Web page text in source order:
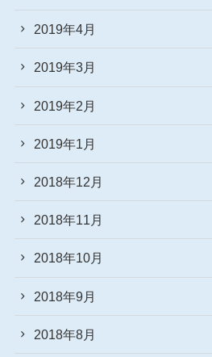
2019年4月
2019年3月
2019年2月
2019年1月
2018年12月
2018年11月
2018年10月
2018年9月
2018年8月